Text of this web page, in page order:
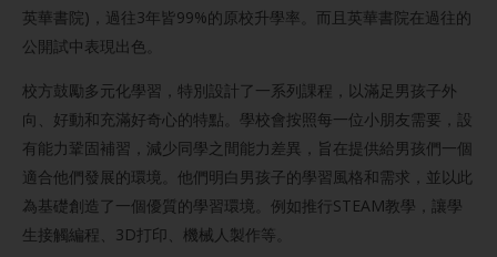
英華書院)，過往3年皆99%的原校升學率。而且英華書院在過往的
公開試中表現出色。
校方鼓勵多元化學習，特別設計了一系列課程，以滿足男孩子外
向、好動和充滿好奇心的特點。學校會按照每一位小朋友需要，設
有能力鞏固補習，減少同學之間能力差異，旨在提供給男孩們一個
適合他們發展的環境。他們明白男孩子的學習風格和需求，並以此
為基礎創造了一個優質的學習環境。例如推行STEAM教學，讓學
生接觸編程、3D打印、機械人製作等。